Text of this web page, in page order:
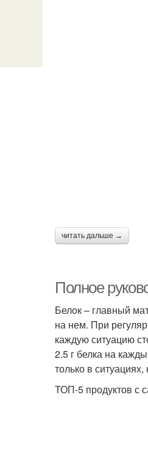
читать дальше →
Полное
Белок – главный
на нем. При
каждую ситуацию
2.5 г белка на
только в
ТОП-5 продуктов с